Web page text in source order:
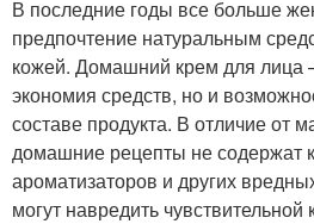
В последние годы все больше
предпочтение натуральным
кожей. Домашний крем для лица
экономия средств, но и
составе продукта. В отличие от
домашние рецепты не содержат
ароматизаторов и других
могут навредить чувствительной